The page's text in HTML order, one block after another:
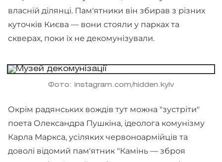
власній ділянці. Пам'ятники він збирав з різних
куточків Києва — вони стояли у парках та
скверах, поки їх не декомунізували.
Фото: instagram.com/hidden.kyiv
Окрім радянських вождів тут можна "зустріти"
поета Олександра Пушкіна, ідеолога комунізму
Карла Маркса, усіляких червоноармійців та
доволі відомий пам'ятник "Камінь — зброя